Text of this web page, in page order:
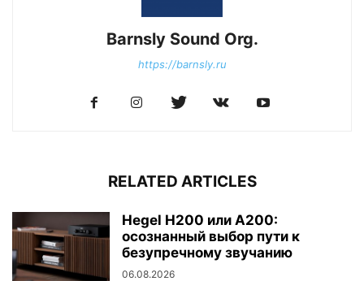
Barnsly Sound Org.
https://barnsly.ru
RELATED ARTICLES
Hegel H200 или A200:
осознанный выбор пути к
безупречному звучанию
06.08.2026